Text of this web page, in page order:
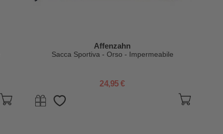
Affenzahn
Sacca Sportiva - Orso - Impermeabile
24,95 €